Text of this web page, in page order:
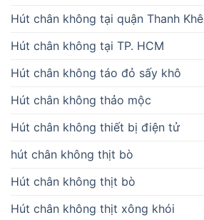
Hút chân không tại quận Thanh Khê
Hút chân không tại TP. HCM
Hút chân không táo đỏ sấy khô
Hút chân không thảo mộc
Hút chân không thiết bị điện tử
hút chân không thịt bò
Hút chân không thịt bò
Hút chân không thịt xông khói